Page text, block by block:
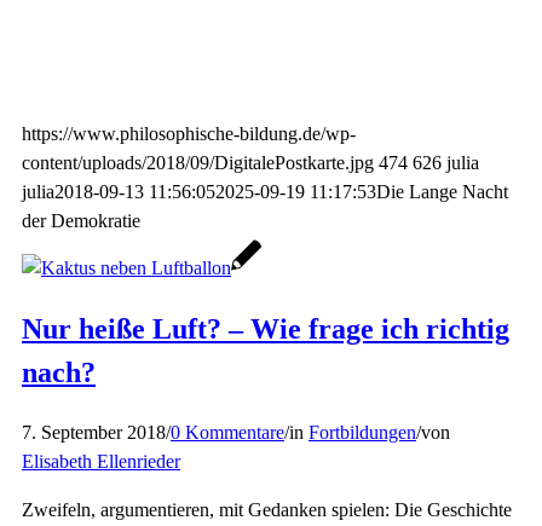
https://www.philosophische-bildung.de/wp-
content/uploads/2018/09/DigitalePostkarte.jpg 474 626 julia
julia2018-09-13 11:56:052025-09-19 11:17:53Die Lange Nacht
der Demokratie
Nur heiße Luft? – Wie frage ich richtig
nach?
7. September 2018/0 Kommentare/in Fortbildungen/von
Elisabeth Ellenrieder
Zweifeln, argumentieren, mit Gedanken spielen: Die Geschichte